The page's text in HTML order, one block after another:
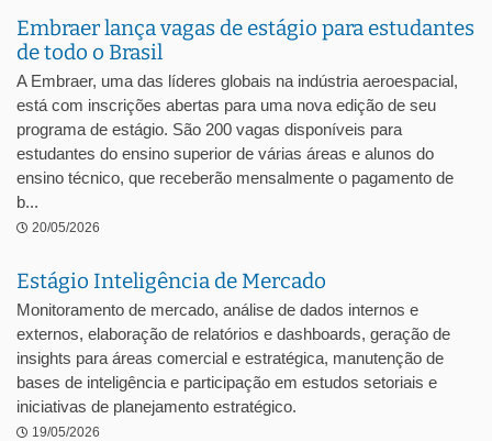
Embraer lança vagas de estágio para estudantes
de todo o Brasil
A Embraer, uma das líderes globais na indústria aeroespacial,
está com inscrições abertas para uma nova edição de seu
programa de estágio. São 200 vagas disponíveis para
estudantes do ensino superior de várias áreas e alunos do
ensino técnico, que receberão mensalmente o pagamento de
b...
20/05/2026
Estágio Inteligência de Mercado
Monitoramento de mercado, análise de dados internos e
externos, elaboração de relatórios e dashboards, geração de
insights para áreas comercial e estratégica, manutenção de
bases de inteligência e participação em estudos setoriais e
iniciativas de planejamento estratégico.
19/05/2026